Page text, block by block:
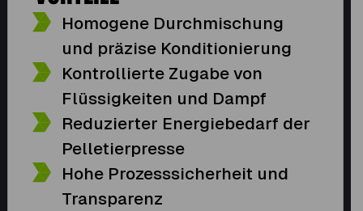
Homogene Durchmischung
und präzise Konditionierung
Kontrollierte Zugabe von
Flüssigkeiten und Dampf
Reduzierter Energiebedarf der
Pelletierpresse
Hohe Prozesssicherheit und
Transparenz